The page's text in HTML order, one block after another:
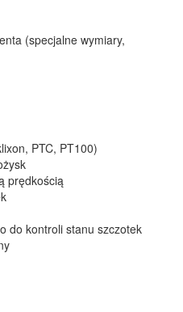
(specjalne wymiary,
PTC, PT100)
prędkością
do kontroli stanu szczotek